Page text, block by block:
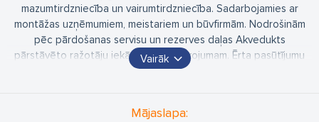
mazumtirdzniecība un vairumtirdzniecība. Sadarbojamies ar
montāžas uzņēmumiem, meistariem un būvfirmām. Nodrošinām
pēc pārdošanas servisu un rezerves daļas Akvedukts
pārstāvēto ražotāju iekārtām un aprīkojumam. Ērta pasūtījumu
veikšanas platforma vairumtirdzniecības klientiem. Klientu
Vairāk
Mājaslapa: